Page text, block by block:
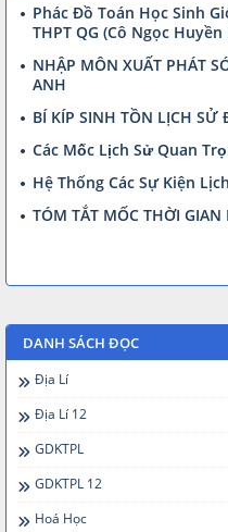
Phác Đồ Toán Học Sinh
THPT QG (Cô Ngọc Huyền
NHẬP MÔN XUẤT PHÁT
ANH
BÍ KÍP SINH TỒN LỊCH SỬ
Các Mốc Lịch Sử Quan
Hệ Thống Các Sự Kiện
TÓM TẮT MỐC THỜI
DANH SÁCH ĐỌC
Địa Lí
Địa Lí 12
GDKTPL
GDKTPL 12
Hoá Học